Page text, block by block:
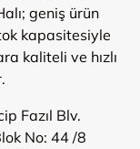
geniş ürün
kapasitesiyle
kaliteli ve hızlı
Fazıl Blv.
No: 44 /8